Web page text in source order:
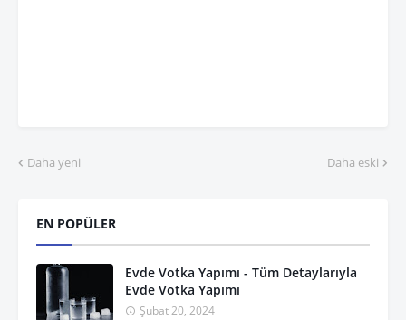
Daha yeni Daha eski
EN POPÜLER
Evde Votka Yapımı - Tüm Detaylarıyla
Evde Votka Yapımı
Şubat 20, 2024